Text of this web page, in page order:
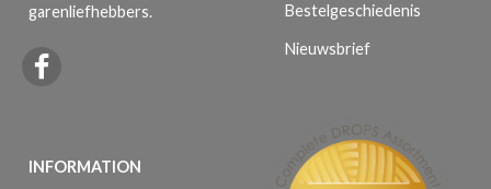
garenliefhebbers.
INFORMATION
Bestelgeschiedenis
Nieuwsbrief